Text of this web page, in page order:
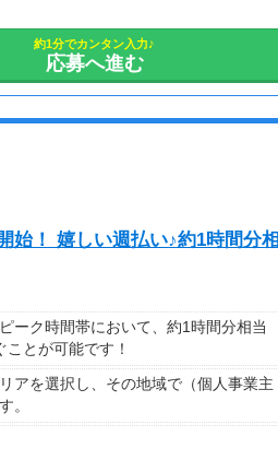
約1分でカンタン入力♪
応募へ進む
始！ 嬉しい週払い♪約1時間分
ーク時間帯において、約1時間分相当
とが可能です！
アを選択し、その地域で（個人事業主
。